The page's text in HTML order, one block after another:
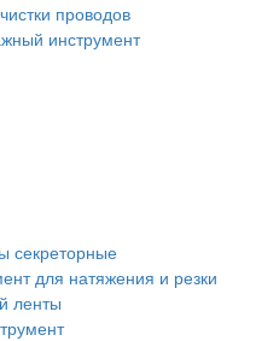
проводов
инструмент
секреторные
для натяжения и резки
ленты